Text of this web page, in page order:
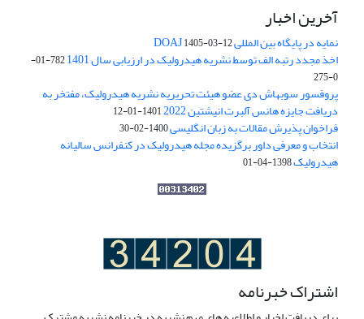
آخرین اخبار
نمایه در پایگاه بین المللی DOAJ1405-03-12
اخذ مجدد رتبه الف توسط نشریه هیدرولیک در ارزیابی سال 1401
782-01-
0-275
پروفسور سوبهاش دی عضو هیئت تحریریه نشریه هیدرولیک، مفتخر به
دریافت جایزه هانس آلبرت انیشتین 2022 1401-01-12
فراخوان پذیرش مقالات به زبان انگلیسی1400-02-30
انتخاب و معرفی داور برگزیده مجله هیدرولیک در کنفرانس سالیانه
هیدرولیک1398-04-01
اشتراک خبرنامه